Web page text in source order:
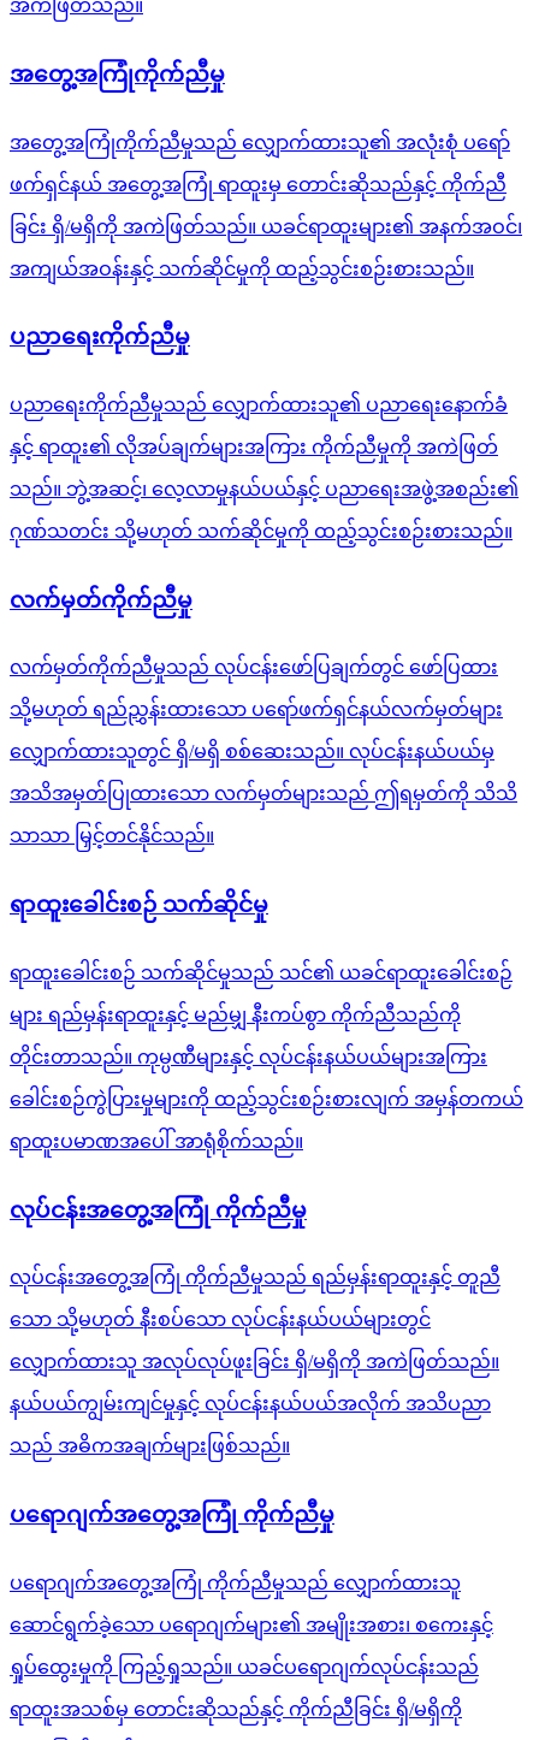
အကဲဖြတ်သည်။
အတွေ့အကြုံကိုက်ညီမှု
အတွေ့အကြုံကိုက်ညီမှုသည် လျှောက်ထားသူ၏ အလုံးစုံ ပရော်
ဖက်ရှင်နယ် အတွေ့အကြုံ ရာထူးမှ တောင်းဆိုသည်နှင့် ကိုက်ညီ
ခြင်း ရှိ/မရှိကို အကဲဖြတ်သည်။ ယခင်ရာထူးများ၏ အနက်အဝင်၊
အကျယ်အဝန်းနှင့် သက်ဆိုင်မှုကို ထည့်သွင်းစဉ်းစားသည်။
ပညာရေးကိုက်ညီမှု
ပညာရေးကိုက်ညီမှုသည် လျှောက်ထားသူ၏ ပညာရေးနောက်ခံ
နှင့် ရာထူး၏ လိုအပ်ချက်များအကြား ကိုက်ညီမှုကို အကဲဖြတ်
သည်။ ဘွဲ့အဆင့်၊ လေ့လာမှုနယ်ပယ်နှင့် ပညာရေးအဖွဲ့အစည်း၏
ဂုဏ်သတင်း သို့မဟုတ် သက်ဆိုင်မှုကို ထည့်သွင်းစဉ်းစားသည်။
လက်မှတ်ကိုက်ညီမှု
လက်မှတ်ကိုက်ညီမှုသည် လုပ်ငန်းဖော်ပြချက်တွင် ဖော်ပြထား
သို့မဟုတ် ရည်ညွှန်းထားသော ပရော်ဖက်ရှင်နယ်လက်မှတ်များ
လျှောက်ထားသူတွင် ရှိ/မရှိ စစ်ဆေးသည်။ လုပ်ငန်းနယ်ပယ်မှ
အသိအမှတ်ပြုထားသော လက်မှတ်များသည် ဤရမှတ်ကို သိသိ
သာသာ မြှင့်တင်နိုင်သည်။
ရာထူးခေါင်းစဉ် သက်ဆိုင်မှု
ရာထူးခေါင်းစဉ် သက်ဆိုင်မှုသည် သင်၏ ယခင်ရာထူးခေါင်းစဉ်
များ ရည်မှန်းရာထူးနှင့် မည်မျှ နီးကပ်စွာ ကိုက်ညီသည်ကို
တိုင်းတာသည်။ ကုမ္ပဏီများနှင့် လုပ်ငန်းနယ်ပယ်များအကြား
ခေါင်းစဉ်ကွဲပြားမှုများကို ထည့်သွင်းစဉ်းစားလျက် အမှန်တကယ်
ရာထူးပမာဏအပေါ် အာရုံစိုက်သည်။
လုပ်ငန်းအတွေ့အကြုံ ကိုက်ညီမှု
လုပ်ငန်းအတွေ့အကြုံ ကိုက်ညီမှုသည် ရည်မှန်းရာထူးနှင့် တူညီ
သော သို့မဟုတ် နီးစပ်သော လုပ်ငန်းနယ်ပယ်များတွင်
လျှောက်ထားသူ အလုပ်လုပ်ဖူးခြင်း ရှိ/မရှိကို အကဲဖြတ်သည်။
နယ်ပယ်ကျွမ်းကျင်မှုနှင့် လုပ်ငန်းနယ်ပယ်အလိုက် အသိပညာ
သည် အဓိကအချက်များဖြစ်သည်။
ပရောဂျက်အတွေ့အကြုံ ကိုက်ညီမှု
ပရောဂျက်အတွေ့အကြုံ ကိုက်ညီမှုသည် လျှောက်ထားသူ
ဆောင်ရွက်ခဲ့သော ပရောဂျက်များ၏ အမျိုးအစား၊ စကေးနှင့်
ရှုပ်ထွေးမှုကို ကြည့်ရှုသည်။ ယခင်ပရောဂျက်လုပ်ငန်းသည်
ရာထူးအသစ်မှ တောင်းဆိုသည်နှင့် ကိုက်ညီခြင်း ရှိ/မရှိကို